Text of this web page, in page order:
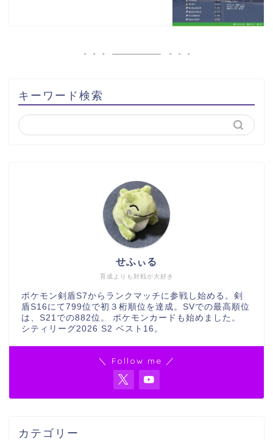
キーワード検索
育成よりも対戦が大好き
せふぃる
ポケモン剣盾S7からランクマッチに参戦し始める。剣
盾S16にて799位で初３桁順位を達成。SVでの最高順位
は、S21での882位。 ポケモンカードも始めました。
シティリーグ2026 S2 ベスト16。
＼ Follow me ／
カテゴリー